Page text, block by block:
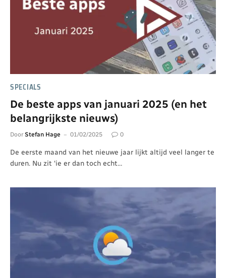
SPECIALS
De beste apps van januari 2025 (en het
belangrijkste nieuws)
Door Stefan Hage 01/02/2025 0
De eerste maand van het nieuwe jaar lijkt altijd veel langer te
duren. Nu zit ‘ie er dan toch echt…